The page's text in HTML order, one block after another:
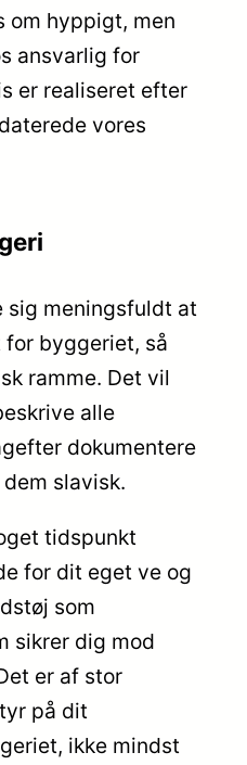
hyppigt, men
ansvarlig for
er realiseret efter
vores
sig meningsfuldt at
byggeriet, så
ramme. Det vil
alle
dokumentere
slavisk.
tidspunkt
for dit eget ve og
som
sikrer dig mod
er af stor
på dit
ikke mindst